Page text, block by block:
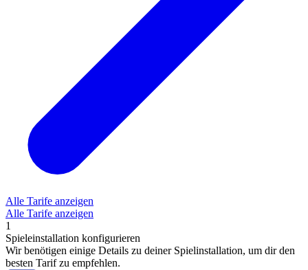
Alle Tarife anzeigen
Alle Tarife anzeigen
1
Spieleinstallation konfigurieren
Wir benötigen einige Details zu deiner Spielinstallation, um dir den
besten Tarif zu empfehlen.